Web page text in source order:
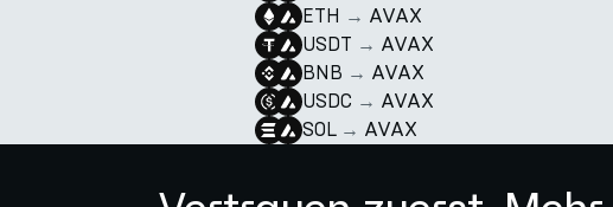
ETH → AVAX
USDT → AVAX
BNB → AVAX
USDC → AVAX
SOL → AVAX